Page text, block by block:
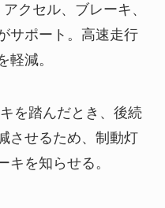
クセル、ブレーキ、
サポート。高速走行
軽減。
を踏んだとき、後続
させるため、制動灯
キを知らせる。